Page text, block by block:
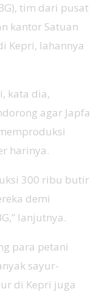
tim dari pusat
kantor Satuan
Kepri, lahannya
kata dia,
agar Japfa
harinya.
300 ribu butir
demi
lanjutnya.
para petani
sayur-
di Kepri juga